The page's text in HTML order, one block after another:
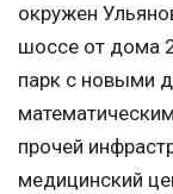
окружен
шоссе от дома
парк с новыми
прочей
медицинский